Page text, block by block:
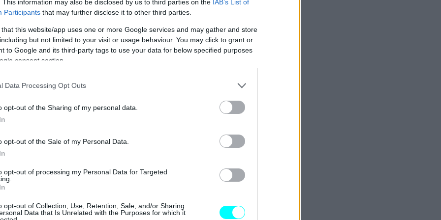
This information may also be disclosed by us to third parties on the IAB’s List of
Participants that may further disclose it to other third parties.
that this website/app uses one or more Google services and may gather and store
but not limited to your visit or usage behaviour. You may click to grant or
to Google and its third-party tags to use your data for below specified purposes
consent section.
Data Processing Opt Outs
opt-out of the Sharing of my personal data.
opt-out of the Sale of my Personal Data.
opt-out of processing my Personal Data for Targeted
opt-out of Collection, Use, Retention, Sale, and/or Sharing
Data that Is Unrelated with the Purposes for which it